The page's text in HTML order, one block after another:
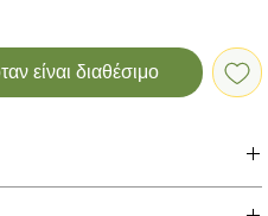
είναι διαθέσιμο